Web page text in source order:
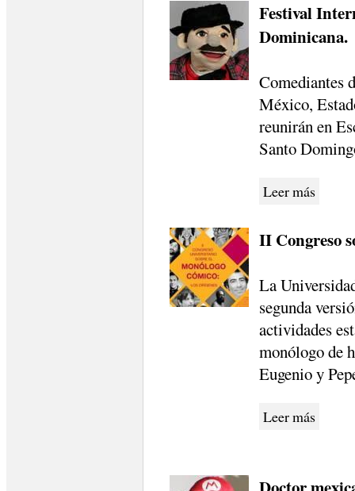
Festival
Dominicana.
Comediantes
México,
reunirán en
Santo
Leer más
II Congreso
La
segunda
actividades
monólogo de
Eugenio y
Leer más